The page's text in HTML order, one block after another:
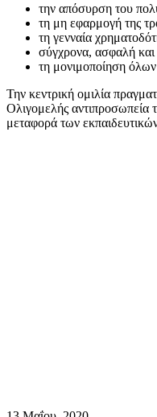
την απόσυρση του
τη μη εφαρμογή της
τη γενναία
σύγχρονα, ασφαλή και
τη μονιμοποίηση
Την κεντρική ομιλία
Ολιγομελής αντιπροσωπεία
μεταφορά των